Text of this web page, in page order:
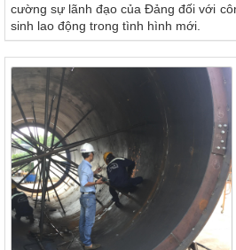
cường sự lãnh đạo của Đảng đối với
sinh lao động trong tình hình mới.